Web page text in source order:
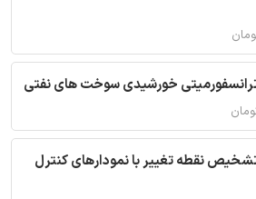
خورشیدی سوخت های نفتی
نقطه تغییر با نمودارهای کنترل